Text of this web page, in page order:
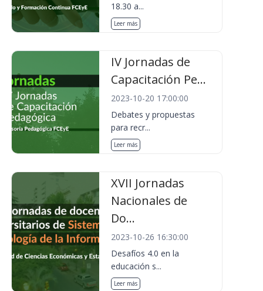
18.30 a...
Leer más
IV Jornadas de
Capacitación Pe...
2023-10-20 17:00:00
Debates y propuestas
para recr...
Leer más
XVII Jornadas
Nacionales de
Do...
2023-10-26 16:30:00
Desafíos 4.0 en la
educación s...
Leer más